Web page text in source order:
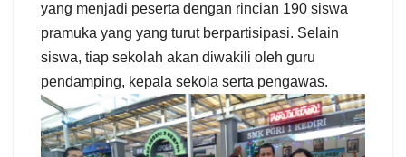
yang menjadi peserta dengan rincian 190 siswa
pramuka yang yang turut berpartisipasi. Selain
siswa, tiap sekolah akan diwakili oleh guru
pendamping, kepala sekola serta pengawas.